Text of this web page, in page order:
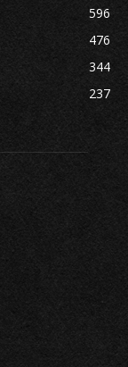
596
476
344
237